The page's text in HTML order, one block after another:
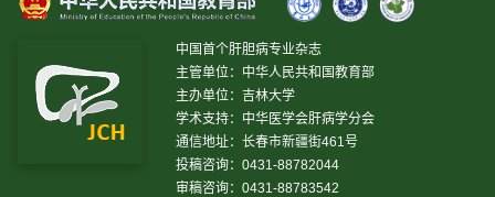
中国首个肝胆病专业杂志
主管单位：中华人民共和国教育部
主办单位：吉林大学
学术支持：中华医学会肝病学分会
通信地址：长春市新疆街461号
投稿咨询：0431-88782044
审稿咨询：0431-88783542